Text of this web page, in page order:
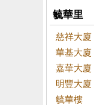
毓華里
慈祥大廈
華基大廈
嘉華大廈
明豐大廈
毓華樓